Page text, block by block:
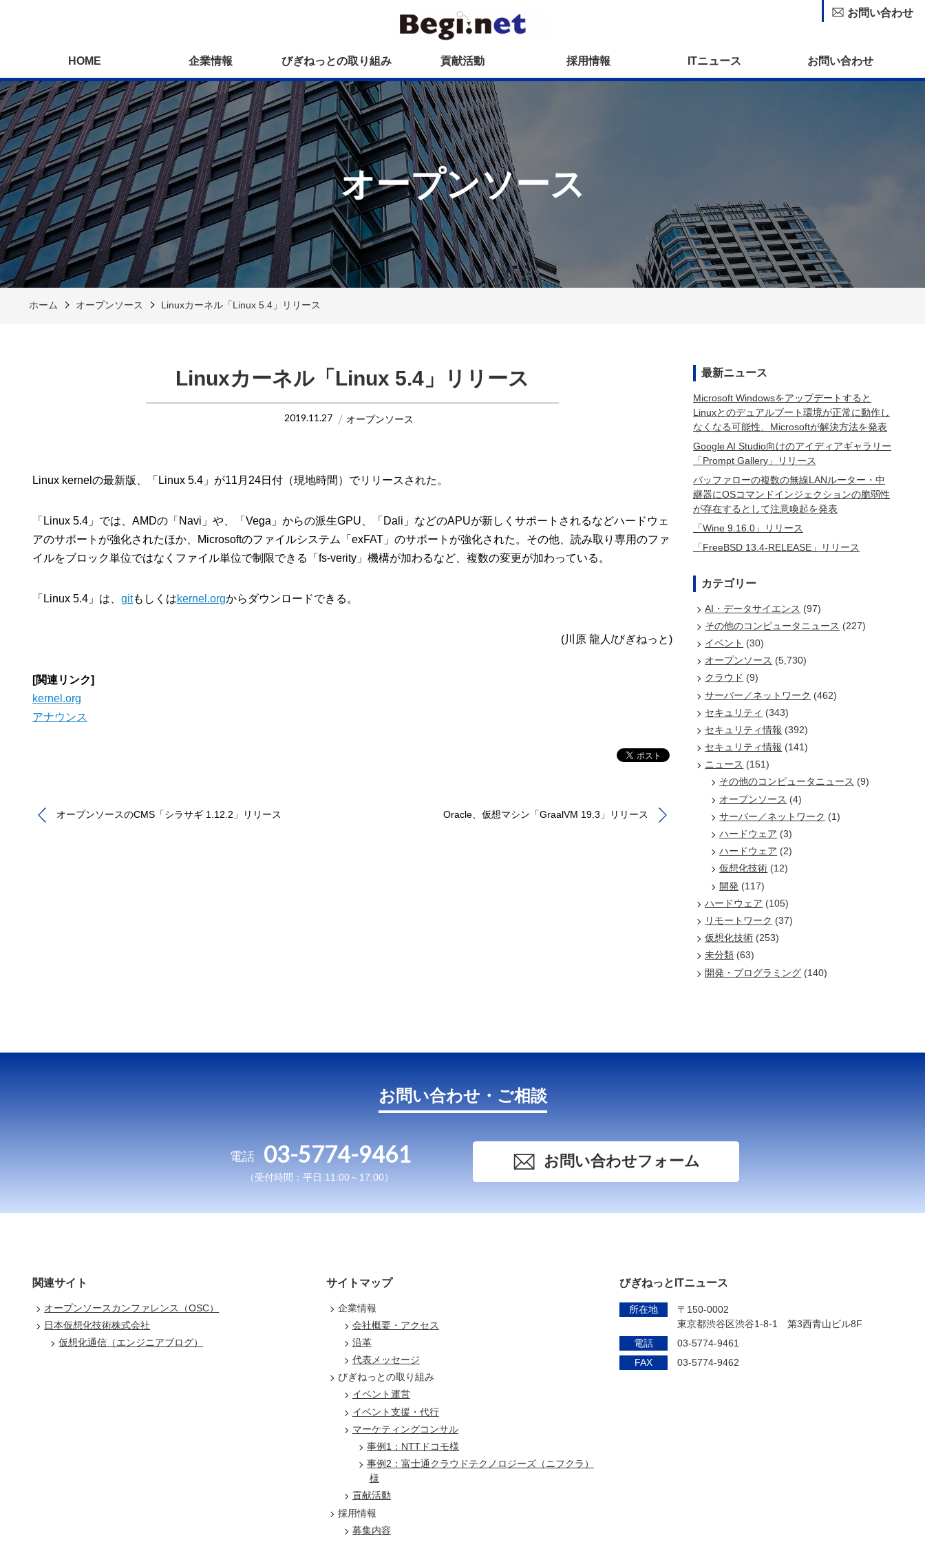
HOME 企業情報 びぎねっとの取り組み 貢献活動 採用情報 ITニュース お問い合わせ
お問い合わせ
オープンソース
ホーム オープンソース Linuxカーネル「Linux 5.4」リリース
Linuxカーネル「Linux 5.4」リリース
2019.11.27 オープンソース
Linux kernelの最新版、「Linux 5.4」が11月24日付（現地時間）でリリースされた。
「Linux 5.4」では、AMDの「Navi」や、「Vega」からの派生GPU、「Dali」などのAPUが新しくサポートされるなどハードウェ
アのサポートが強化されたほか、Microsoftのファイルシステム「exFAT」のサポートが強化された。その他、読み取り専用のファ
イルをブロック単位ではなくファイル単位で制限できる「fs-verity」機構が加わるなど、複数の変更が加わっている。
「Linux 5.4」は、 gitもしくはkernel.orgからダウンロードできる。
(川原 龍人/びぎねっと)
[関連リンク]
kernel.org
アナウンス
オープンソースのCMS「シラサギ 1.12.2」リリース Oracle、仮想マシン「GraalVM 19.3」リリース
最新ニュース
Microsoft Windowsをアップデートすると
Linuxとのデュアルブート環境が正常に動作し
なくなる可能性、Microsoftが解決方法を発表
Google AI Studio向けのアイディアギャラリー
「Prompt Gallery」リリース
バッファローの複数の無線LANルーター・中
継器にOSコマンドインジェクションの脆弱性
が存在するとして注意喚起を発表
「Wine 9.16.0」リリース
「FreeBSD 13.4-RELEASE」リリース
カテゴリー
AI・データサイエンス (97)
その他のコンピュータニュース (227)
イベント (30)
オープンソース (5,730)
クラウド (9)
サーバー／ネットワーク (462)
セキュリティ (343)
セキュリティ情報 (392)
セキュリティ情報 (141)
ニュース (151)
その他のコンピュータニュース (9)
オープンソース (4)
サーバー／ネットワーク (1)
ハードウェア (3)
ハードウェア (2)
仮想化技術 (12)
開発 (117)
ハードウェア (105)
リモートワーク (37)
仮想化技術 (253)
未分類 (63)
開発・プログラミング (140)
お問い合わせ・ご相談
電話 03-5774-9461
（受付時間：平日 11:00～17:00）
お問い合わせフォーム
関連サイト
オープンソースカンファレンス（OSC）
日本仮想化技術株式会社
仮想化通信（エンジニアブログ）
サイトマップ
企業情報
会社概要・アクセス
沿革
代表メッセージ
びぎねっとの取り組み
イベント運営
イベント支援・代行
マーケティングコンサル
事例1：NTTドコモ様
事例2：富士通クラウドテクノロジーズ（ニフクラ）
様
貢献活動
採用情報
募集内容
びぎねっとITニュース
所在地
〒150-0002
東京都渋谷区渋谷1-8-1 第3西青山ビル8F
電話
03-5774-9461
FAX
03-5774-9462